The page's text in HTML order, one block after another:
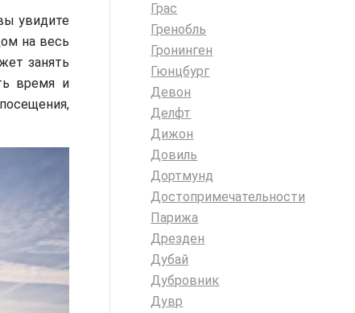
увидите
на весь
занять
время и
Грас
Гренобль
Гронинген
Гюнцбург
Девон
Делфт
Дижон
Довиль
Дортмунд
Достопримечательности
Парижа
Дрезден
Дубай
Дубровник
Дувр